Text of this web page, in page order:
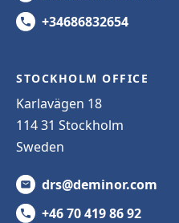
+34686832654
STOCKHOLM OFFICE
Karlavägen 18
114 31 Stockholm
Sweden
drs@deminor.com
+46 70 419 86 92